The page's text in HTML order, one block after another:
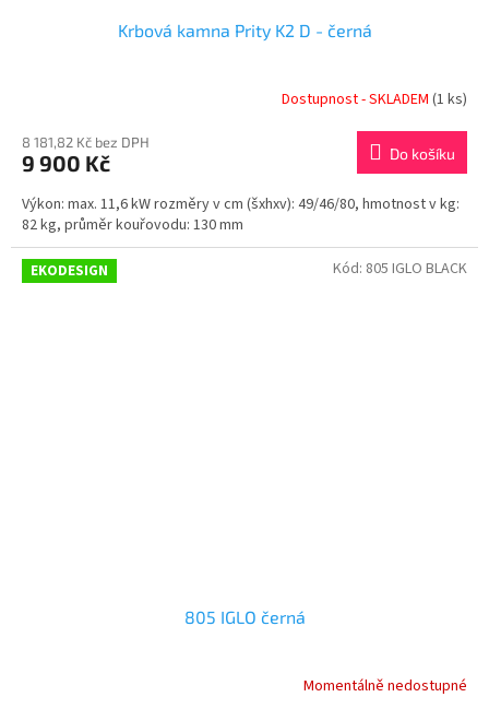
Krbová kamna Prity K2 D - černá
Dostupnost - SKLADEM (1 ks)
8 181,82 Kč bez DPH
9 900 Kč Do košíku
Výkon: max. 11,6 kW rozměry v cm (šxhxv): 49/46/80, hmotnost v kg:
82 kg, průměr kouřovodu: 130 mm
EKODESIGN
805 IGLO černá
Momentálně nedostupné
Kód: 805 IGLO BLACK